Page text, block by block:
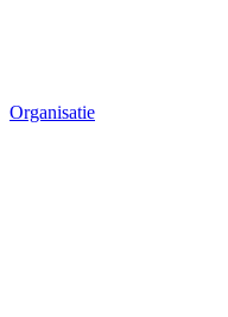
Organisatie